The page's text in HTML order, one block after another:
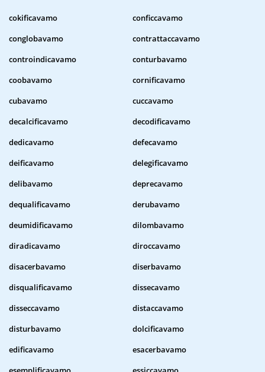
cokificavamo
conficcavamo
conglobavamo
contrattaccavamo
controindicavamo
conturbavamo
coobavamo
cornificavamo
cubavamo
cuccavamo
decalcificavamo
decodificavamo
dedicavamo
defecavamo
deificavamo
delegificavamo
delibavamo
deprecavamo
dequalificavamo
derubavamo
deumidificavamo
dilombavamo
diradicavamo
diroccavamo
disacerbavamo
diserbavamo
disqualificavamo
dissecavamo
disseccavamo
distaccavamo
disturbavamo
dolcificavamo
edificavamo
esacerbavamo